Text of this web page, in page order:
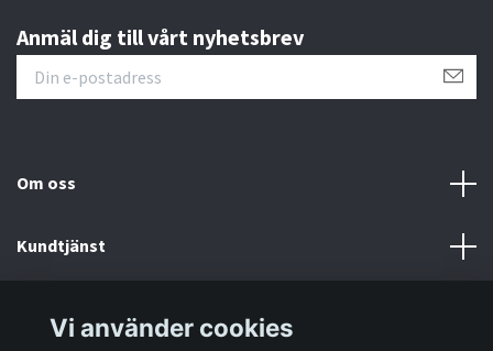
Anmäl dig till vårt nyhetsbrev
Om oss
Kundtjänst
Vi använder cookies